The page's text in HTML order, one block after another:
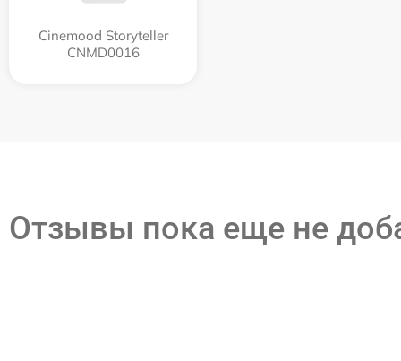
Cinemood Storyteller
CNMD0016
Отзывы пока еще не